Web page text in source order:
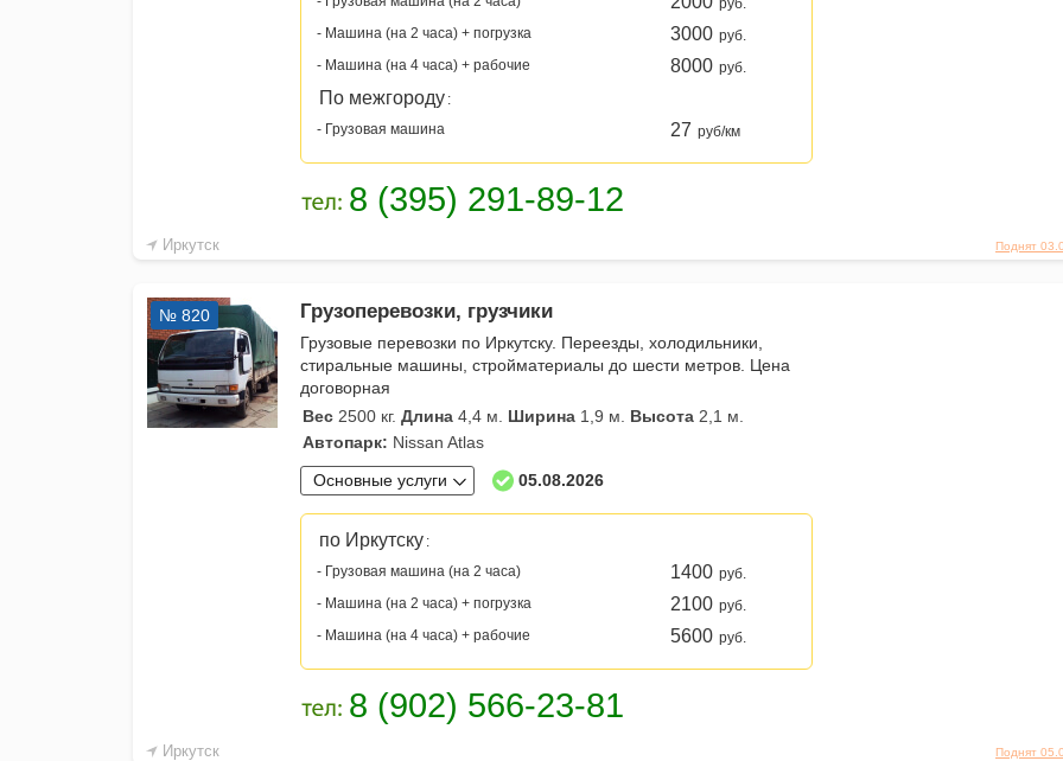
Иркутск Поднят
- Машина (на 2 часа) + погрузка
3000 руб.
- Машина (на 4 часа) + рабочие
8000 руб.
По межгороду :
- Грузовая машина
27 руб/км
Иркутск Поднят
№ 820 Грузоперевозки, грузчики
Грузовые перевозки по Иркутску. Переезды, холодильники,
стиральные машины, стройматериалы до шести метров. Цена
договорная
Вес 2500 кг. Длина 4,4 м. Ширина 1,9 м. Высота 2,1 м.
Автопарк: Nissan Atlas
Основные услуги
05.08.2026
по Иркутску :
- Грузовая машина (на 2 часа)
1400 руб.
- Машина (на 2 часа) + погрузка
2100 руб.
- Машина (на 4 часа) + рабочие
5600 руб.